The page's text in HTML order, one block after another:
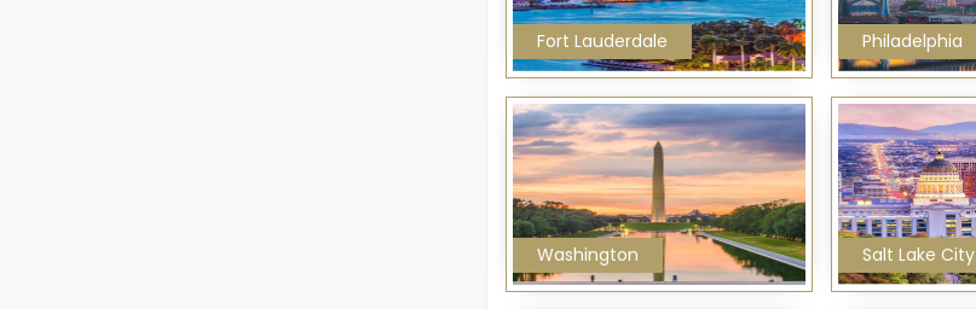
Fort Lauderdale Philadelphia
Washington Salt Lake City